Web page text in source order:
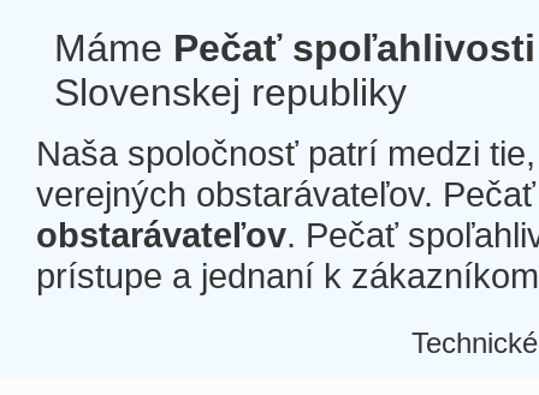
Máme Pečať spoľahlivosti
Slovenskej republiky
Naša spoločnosť patrí medzi
verejných obstarávateľov.
obstarávateľov. Pečať
prístupe a jednaní k